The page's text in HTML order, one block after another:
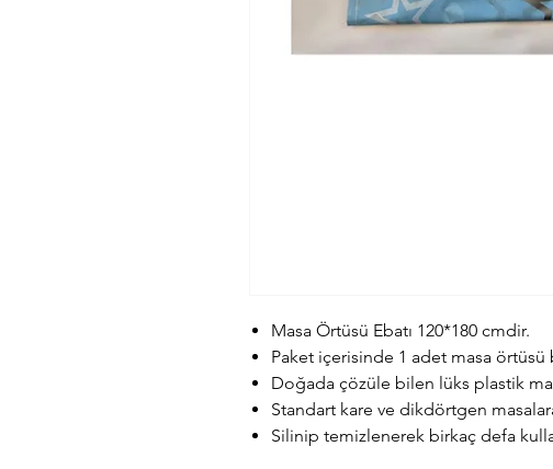
Masa Örtüsü Ebatı 120*180 cmdir.
Paket içerisinde 1 adet masa örtüsü
Doğada çözüle bilen lüks plastik
Standart kare ve dikdörtgen
Silinip temizlenerek birkaç defa